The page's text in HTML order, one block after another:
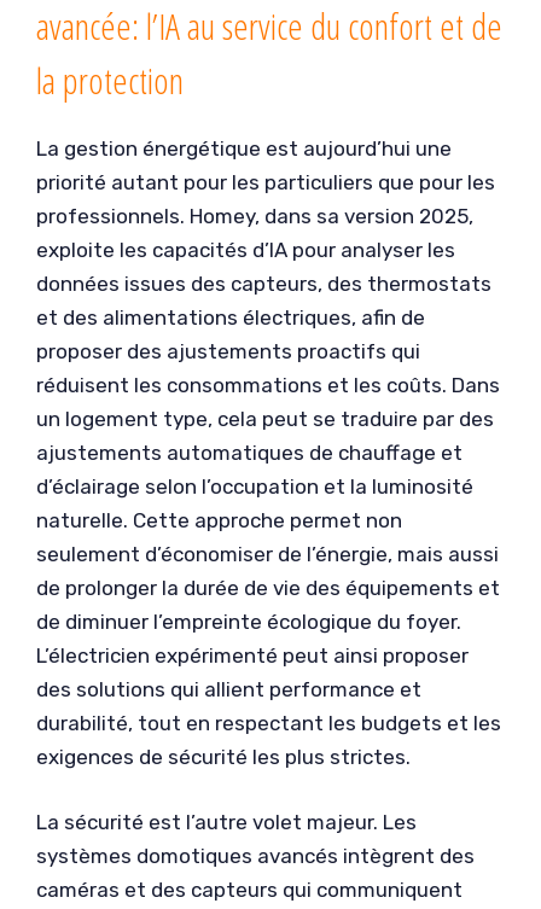
avancée: l’IA au service du confort et de
la protection
La gestion énergétique est aujourd’hui une
priorité autant pour les particuliers que pour les
professionnels. Homey, dans sa version 2025,
exploite les capacités d’IA pour analyser les
données issues des capteurs, des thermostats
et des alimentations électriques, afin de
proposer des ajustements proactifs qui
réduisent les consommations et les coûts. Dans
un logement type, cela peut se traduire par des
ajustements automatiques de chauffage et
d’éclairage selon l’occupation et la luminosité
naturelle. Cette approche permet non
seulement d’économiser de l’énergie, mais aussi
de prolonger la durée de vie des équipements et
de diminuer l’empreinte écologique du foyer.
L’électricien expérimenté peut ainsi proposer
des solutions qui allient performance et
durabilité, tout en respectant les budgets et les
exigences de sécurité les plus strictes.
La sécurité est l’autre volet majeur. Les
systèmes domotiques avancés intègrent des
caméras et des capteurs qui communiquent